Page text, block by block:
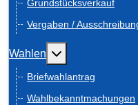
Grundstücksverkauf
Vergaben /
Wahlen Weitere
Briefwahlantrag
Wahlbekanntmachungen